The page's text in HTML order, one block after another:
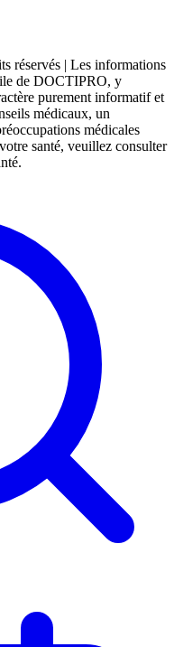
réservés | Les informations
de DOCTIPRO, y
purement informatif et
médicaux, un
médicales
santé, veuillez consulter